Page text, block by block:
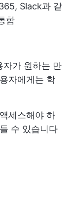
Slack과 같
합
자가 원하는 만
자에게는 학
세스해야 하
수 있습니다